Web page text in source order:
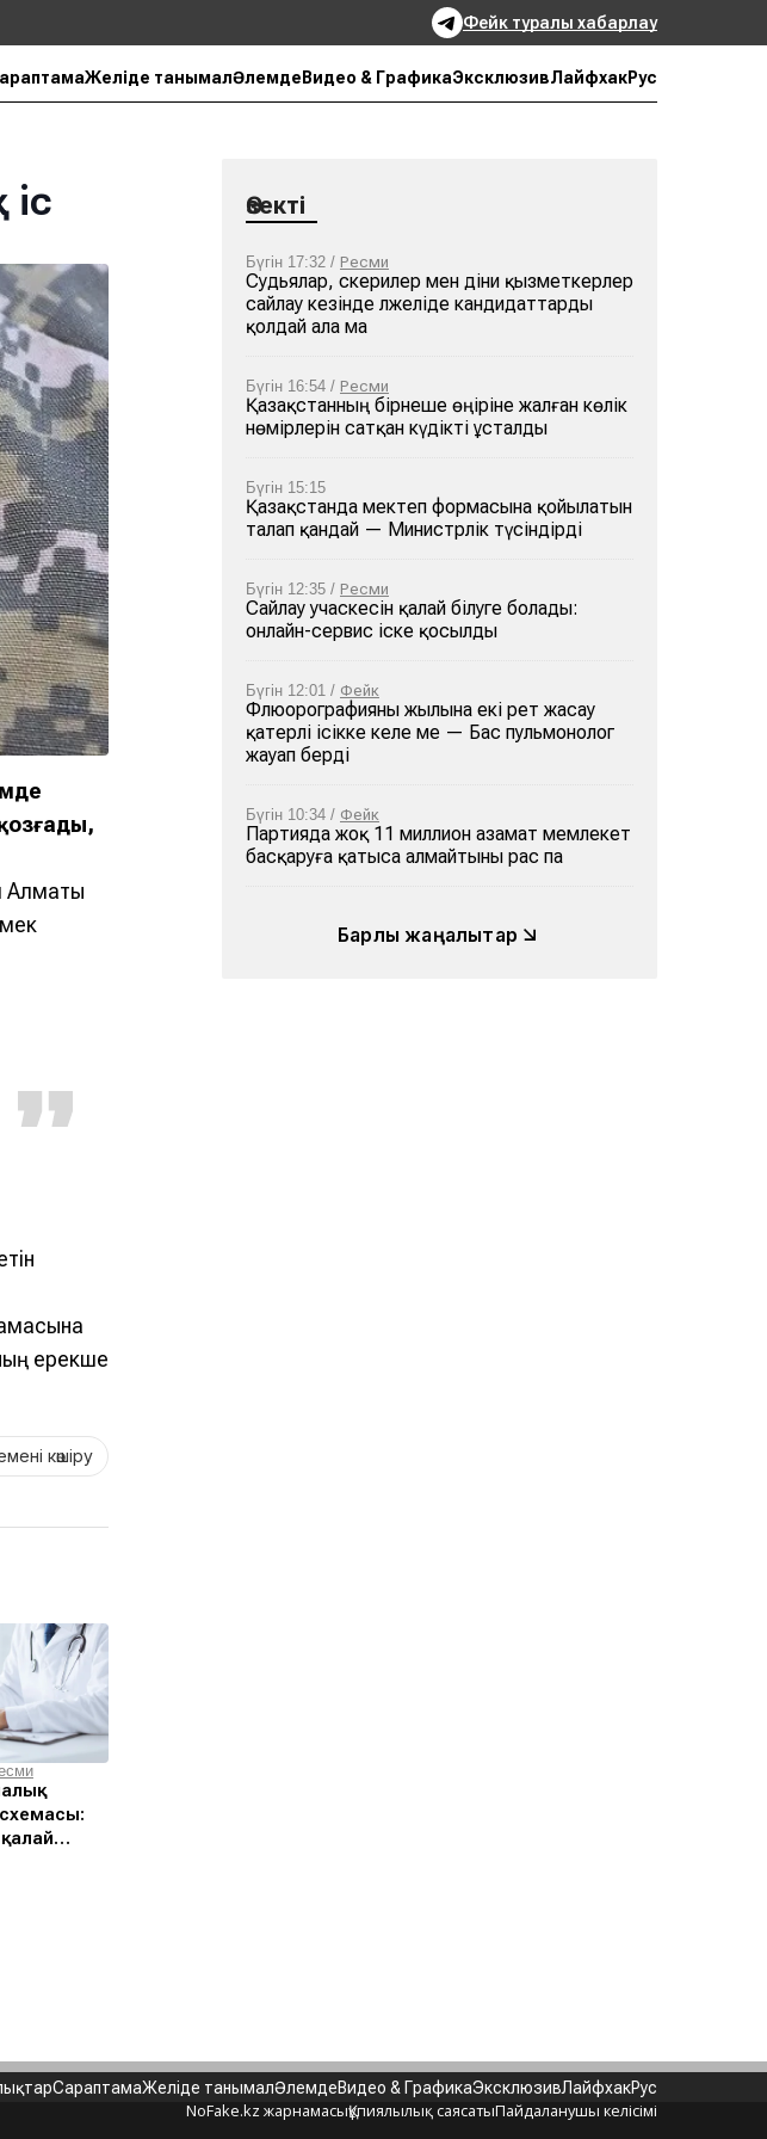
Фейк туралы хабарлау
Желіде танымалӘлемде Видео & ГрафикаЭксклюзивЛайфхакРус
Алматы
ерекше
көшіру
Өзекті
Бүгін 17:32 / Ресми
Судьялар, әскерилер мен діни қызметкерлер
сайлау кезінде әлжеліде кандидаттарды
қолдай ала ма
Бүгін 16:54 / Ресми
Қазақстанның бірнеше өңіріне жалған көлік
нөмірлерін сатқан күдікті ұсталды
Бүгін 15:15
Қазақстанда мектеп формасына қойылатын
талап қандай — Министрлік түсіндірді
Бүгін 12:35 / Ресми
Сайлау учаскесін қалай білуге болады:
онлайн-сервис іске қосылды
Бүгін 12:01 / Фейк
Флюорографияны жылына екі рет жасау
қатерлі ісікке әкеле ме — Бас пульмонолог
жауап берді
Бүгін 10:34 / Фейк
Партияда жоқ 11 миллион азамат мемлекет
басқаруға қатыса алмайтыны рас па
Барлық жаңалықтар
СараптамаЖеліде танымалӘлемдеВидео & ГрафикаЭксклюзивЛайфхакРус
NoFake.kz жарнамасыҚұпиялылық саясатыПайдаланушы келісімі